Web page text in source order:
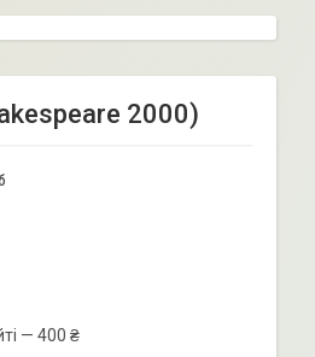
2000)
— 400 ₴